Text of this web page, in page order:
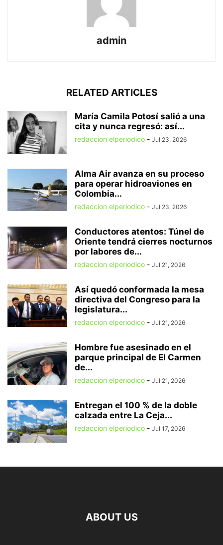
admin
RELATED ARTICLES
María Camila Potosí salió a una
cita y nunca regresó: así...
redaccion elperiodico - Jul 23, 2026
Alma Air avanza en su proceso
para operar hidroaviones en
Colombia...
redaccion elperiodico - Jul 23, 2026
Conductores atentos: Túnel de
Oriente tendrá cierres nocturnos
por labores de...
redaccion elperiodico - Jul 21, 2026
Así quedó conformada la mesa
directiva del Congreso para la
legislatura...
redaccion elperiodico - Jul 21, 2026
Hombre fue asesinado en el
parque principal de El Carmen
de...
redaccion elperiodico - Jul 21, 2026
Entregan el 100 % de la doble
calzada entre La Ceja...
redaccion elperiodico - Jul 17, 2026
ABOUT US